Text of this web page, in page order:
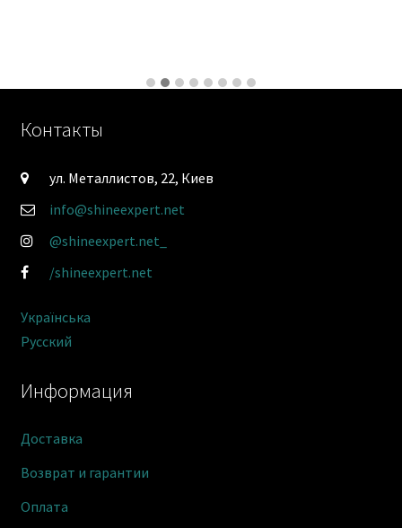
Информация
Доставка
Возврат и гарантии
Оплата
Контакты
ул. Металлистов, 22, Киев
info@shineexpert.net
@shineexpert.net_
/shineexpert.net
Українська
Русский